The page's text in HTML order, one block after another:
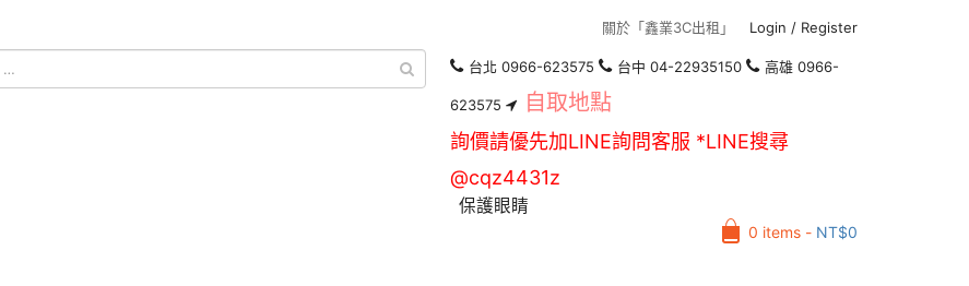
Login / Register
關於「鑫業3C出租」
台北 0966-623575 台中 04-22935150 高雄 0966-
623575 自取地點
詢價請優先加LINE詢問客服 *LINE搜尋
@cqz4431z
保護眼睛
0 items - NT$0